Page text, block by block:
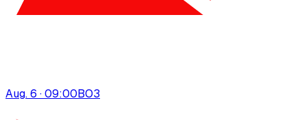
Aug. 6 · 09:00BO3